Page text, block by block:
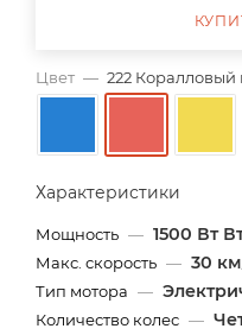
Цвет — 222 Коралловый
Характеристики
Мощность — 1500 Вт
Макс. скорость — 30
Тип мотора —
Количество колес —